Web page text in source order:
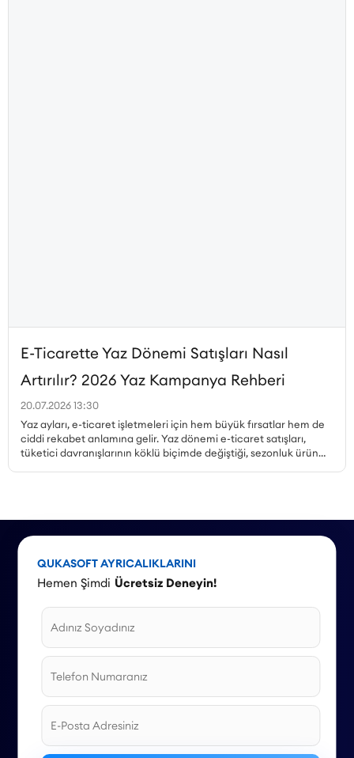
E-Ticarette Yaz Dönemi Satışları Nasıl
Artırılır? 2026 Yaz Kampanya Rehberi
20.07.2026 13:30
Yaz ayları, e-ticaret işletmeleri için hem büyük fırsatlar hem de
ciddi rekabet anlamına gelir. Yaz dönemi e-ticaret satışları,
tüketici davranışlarının köklü biçimde değiştiği, sezonluk ürün
Haziran, Temmuz ve Ağustos aylarına özel kampanya örnekleri
ve stratejilerle 2026 yaz sezonu için kapsamlı bir rehber
QUKASOFT AYRICALIKLARINI
Hemen Şimdi Ücretsiz Deneyin!